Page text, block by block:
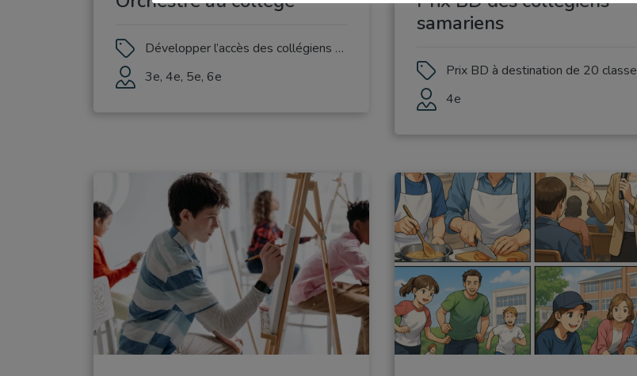
Développer l’accès des collégiens à la pratique musicale collective
3e, 4e, 5e, 6e
samariens
Prix BD à destination de 20 classes de 4e du département de la Somme
4e